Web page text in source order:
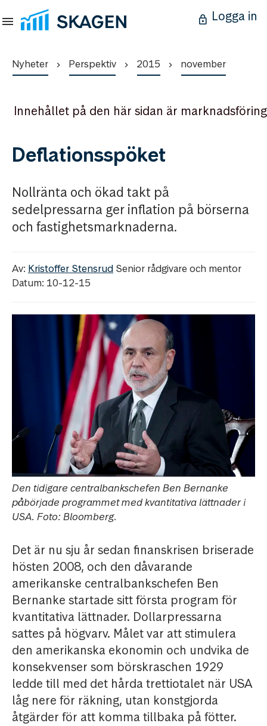
Logga in
Nyheter Perspektiv 2015 november
Innehållet på den här sidan är marknadsföring
Deflationsspöket
Nollränta och ökad takt på
sedelpressarna ger inflation på börserna
och fastighetsmarknaderna.
Av: Kristoffer Stensrud Senior rådgivare och mentor
Datum: 10-12-15
Den tidigare centralbankschefen Ben Bernanke
påbörjade programmet med kvantitativa lättnader i
USA. Foto: Bloomberg.
Det är nu sju år sedan finanskrisen briserade
hösten 2008, och den dåvarande
amerikanske centralbankschefen Ben
Bernanke startade sitt första program för
kvantitativa lättnader. Dollarpressarna
sattes på högvarv. Målet var att stimulera
den amerikanska ekonomin och undvika de
konsekvenser som börskraschen 1929
ledde till med det hårda trettiotalet när USA
låg nere för räkning, utan konstgjorda
åtgärder för att komma tillbaka på fötter.